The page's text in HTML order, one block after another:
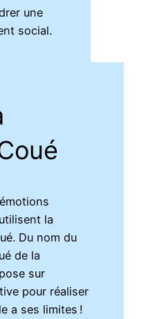
une
social.
la
Du nom du
de la
sur
pour réaliser
a ses limites !